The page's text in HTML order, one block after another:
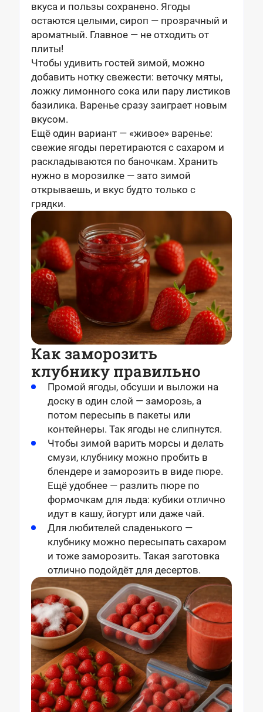
вкуса и пользы сохранено. Ягоды
остаются целыми, сироп — прозрачный и
ароматный. Главное — не отходить от
плиты!
Чтобы удивить гостей зимой, можно
добавить нотку свежести: веточку мяты,
ложку лимонного сока или пару листиков
базилика. Варенье сразу заиграет новым
вкусом.
Ещё один вариант — «живое» варенье:
свежие ягоды перетираются с сахаром и
раскладываются по баночкам. Хранить
нужно в морозилке — зато зимой
открываешь, и вкус будто только с
грядки.
Как заморозить
клубнику правильно
Промой ягоды, обсуши и выложи на
доску в один слой — заморозь, а
потом пересыпь в пакеты или
контейнеры. Так ягоды не слипнутся.
Чтобы зимой варить морсы и делать
смузи, клубнику можно пробить в
блендере и заморозить в виде пюре.
Ещё удобнее — разлить пюре по
формочкам для льда: кубики отлично
идут в кашу, йогурт или даже чай.
Для любителей сладенького —
клубнику можно пересыпать сахаром
и тоже заморозить. Такая заготовка
отлично подойдёт для десертов.